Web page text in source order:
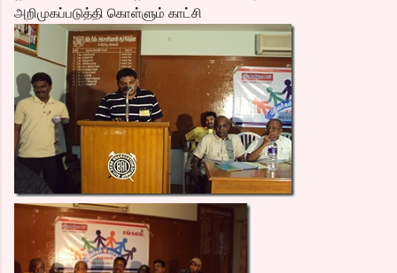
அறிமுகப்படுத்தி கொள்ளும் காட்சி